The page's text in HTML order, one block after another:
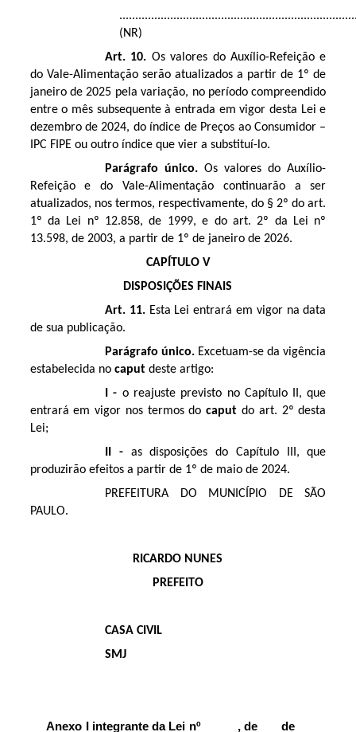
(NR)
Art. 10. Os valores do Auxílio-Refeição e
do Vale-Alimentação serão atualizados a partir de 1º de
janeiro de 2025 pela variação, no período compreendido
entre o mês subsequente à entrada em vigor desta Lei e
dezembro de 2024, do índice de Preços ao Consumidor –
IPC FIPE ou outro índice que vier a substituí-lo.
Parágrafo único. Os valores do Auxílio-
Refeição e do Vale-Alimentação continuarão a ser
atualizados, nos termos, respectivamente, do § 2º do art.
1º da Lei nº 12.858, de 1999, e do art. 2º da Lei nº
13.598, de 2003, a partir de 1º de janeiro de 2026.
CAPÍTULO V
DISPOSIÇÕES FINAIS
Art. 11.Esta Lei entrará em vigor na data
de sua publicação.
Parágrafo único. Excetuam-se da vigência
estabelecida no caputdeste artigo:
I - o reajuste previsto no Capítulo II, que
entrará em vigor nos termos docaput do art. 2º desta
Lei;
II -as disposições do Capítulo III, que
produzirão efeitos a partir de 1º de maio de 2024.
PREFEITURA DO MUNICÍPIO DE SÃO
PAULO.
RICARDO NUNES
PREFEITO
CASA CIVIL
SMJ
Anexo I integrante da Lei nº , de de